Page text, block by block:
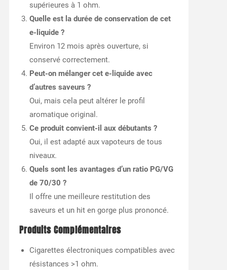
supérieures à 1 ohm.
Quelle est la durée de conservation de cet
e-liquide ?
Environ 12 mois après ouverture, si
conservé correctement.
Peut-on mélanger cet e-liquide avec
d’autres saveurs ?
Oui, mais cela peut altérer le profil
aromatique original.
Ce produit convient-il aux débutants ?
Oui, il est adapté aux vapoteurs de tous
niveaux.
Quels sont les avantages d’un ratio PG/VG
de 70/30 ?
Il offre une meilleure restitution des
saveurs et un hit en gorge plus prononcé.
Produits Complémentaires
Cigarettes électroniques compatibles avec
résistances >1 ohm.